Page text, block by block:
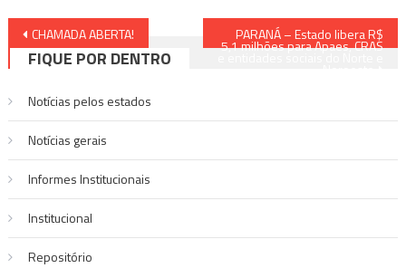
Navegação
de
Post
CHAMADA ABERTA! PARANÁ – Estado libera R$
5,1 milhões para Apaes, CRAS
FIQUE POR DENTRO
Notícias pelos estados
Notí­cias gerais
Informes Institucionais
Institucional
Repositório